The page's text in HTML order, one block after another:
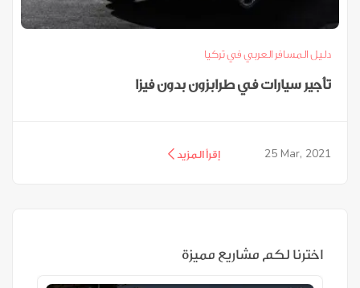
دليل المسافر العربي في تركيا
تأجير سيارات في طرابزون بدون فيزا
25 Mar, 2021 إقرأ المزيد
اخترنا لكم مشاريع مميزة